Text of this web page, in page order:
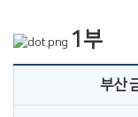
1부
부산